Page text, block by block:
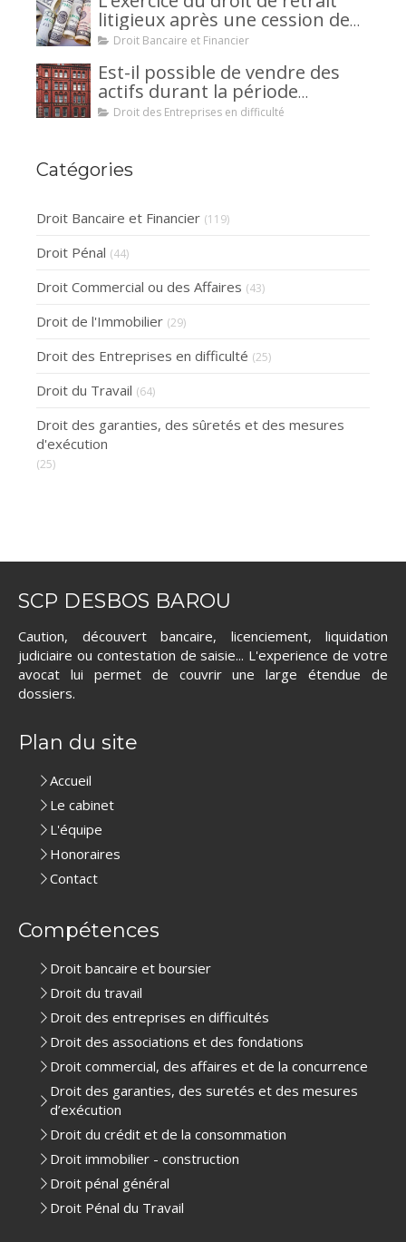
litigieux après une cession de
créance : un mécanisme
la caution.
Droit Bancaire et Financier
Est-il possible de vendre des
actifs durant la période
d’observation d’un
Droit des Entreprises en difficulté
Catégories
Droit Bancaire et Financier (119)
Droit Pénal (44)
Droit Commercial ou des Affaires (43)
Droit de l'Immobilier (29)
Droit des Entreprises en difficulté (25)
Droit du Travail (64)
Droit des garanties, des sûretés et des mesures
d'exécution
(25)
SCP DESBOS BAROU
Caution, découvert bancaire, licenciement, liquidation
judiciaire ou contestation de saisie... L'experience de votre
avocat lui permet de couvrir une large étendue de
dossiers.
Plan du site
Accueil
Le cabinet
L'équipe
Honoraires
Contact
Compétences
Droit bancaire et boursier
Droit du travail
Droit des entreprises en difficultés
Droit des associations et des fondations
Droit commercial, des affaires et de la concurrence
Droit des garanties, des suretés et des mesures
d’exécution
Droit du crédit et de la consommation
Droit immobilier - construction
Droit pénal général
Droit Pénal du Travail